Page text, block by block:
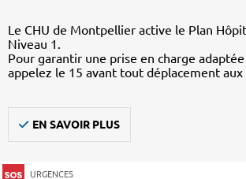
Le CHU de Montpellier active le Plan
Niveau 1.
Pour garantir une prise en charge adaptée
appelez le 15 avant tout déplacement aux
EN SAVOIR PLUS
URGENCES